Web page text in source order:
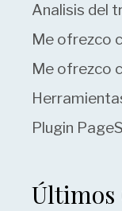
Analisis del
Me ofrezco
Me ofrezco
Plugin
Últimos